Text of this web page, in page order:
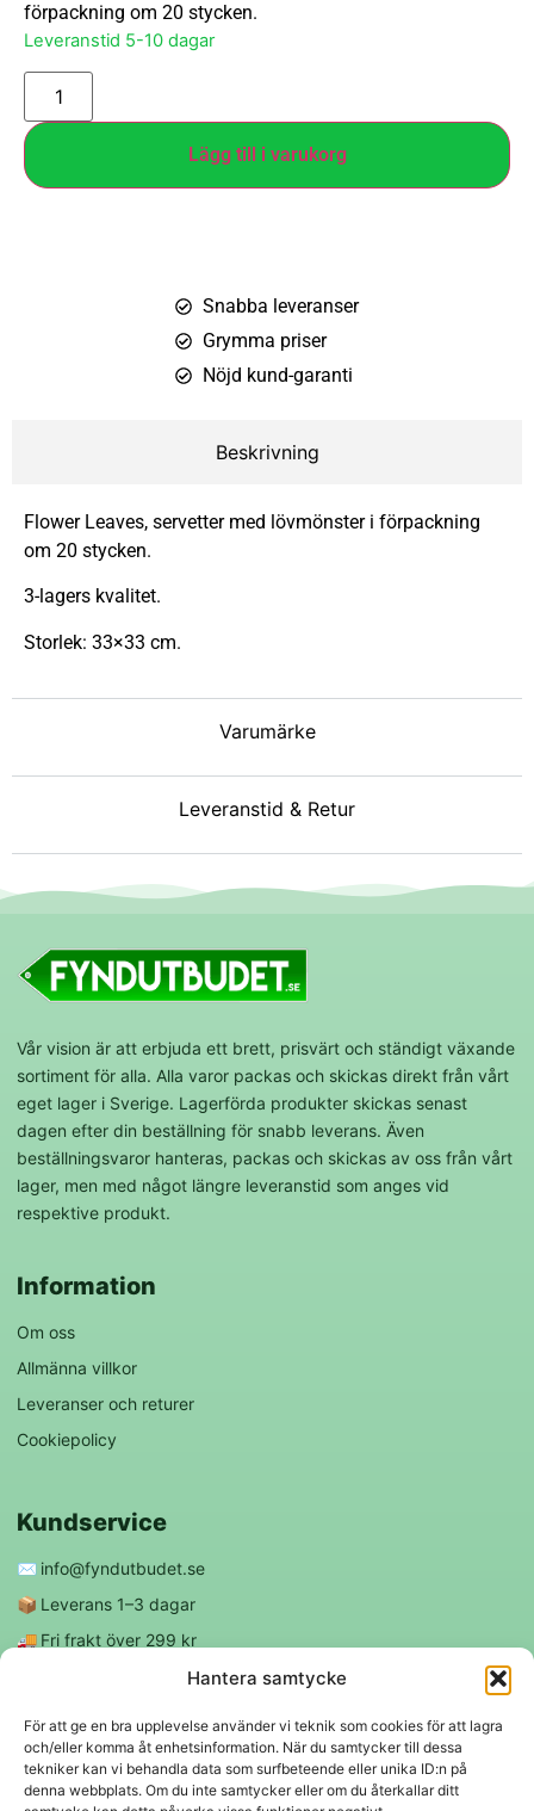
Hantera samtycke
För att ge en bra upplevelse använder vi teknik som cookies för att lagra
och/eller komma åt enhetsinformation. När du samtycker till dessa
tekniker kan vi behandla data som surfbeteende eller unika ID:n på
denna webbplats. Om du inte samtycker eller om du återkallar ditt
förpackning om 20 stycken.
Leveranstid 5-10 dagar
Lägg till i varukorg
Snabba leveranser
Grymma priser
Nöjd kund-garanti
Beskrivning
Varumärke
Leveranstid & Retur
Flower Leaves, servetter med lövmönster i förpackning
om 20 stycken.
3-lagers kvalitet.
Storlek: 33×33 cm.
Vår vision är att erbjuda ett brett, prisvärt och ständigt växande
sortiment för alla. Alla varor packas och skickas direkt från vårt
eget lager i Sverige. Lagerförda produkter skickas senast
dagen efter din beställning för snabb leverans. Även
beställningsvaror hanteras, packas och skickas av oss från vårt
lager, men med något längre leveranstid som anges vid
respektive produkt.
Information
Om oss
Allmänna villkor
Leveranser och returer
Cookiepolicy
Kundservice
✉️ info@fyndutbudet.se
📦 Leverans 1–3 dagar
🚚 Fri frakt över 299 kr
Följ oss